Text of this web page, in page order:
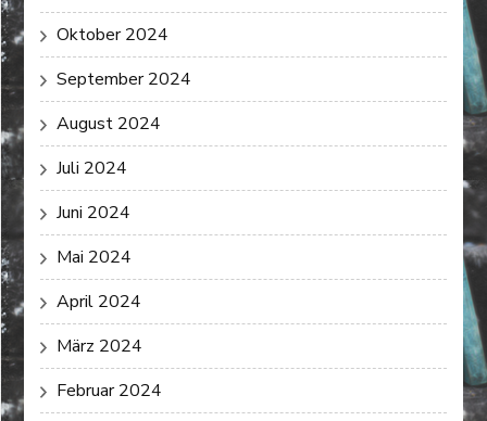
Oktober 2024
September 2024
August 2024
Juli 2024
Juni 2024
Mai 2024
April 2024
März 2024
Februar 2024